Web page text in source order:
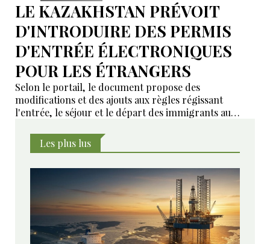
LE KAZAKHSTAN PRÉVOIT
D'INTRODUIRE DES PERMIS
D'ENTRÉE ÉLECTRONIQUES
POUR LES ÉTRANGERS
Selon le portail, le document propose des
modifications et des ajouts aux règles régissant
l'entrée, le séjour et le départ des immigrants au
Les plus lus